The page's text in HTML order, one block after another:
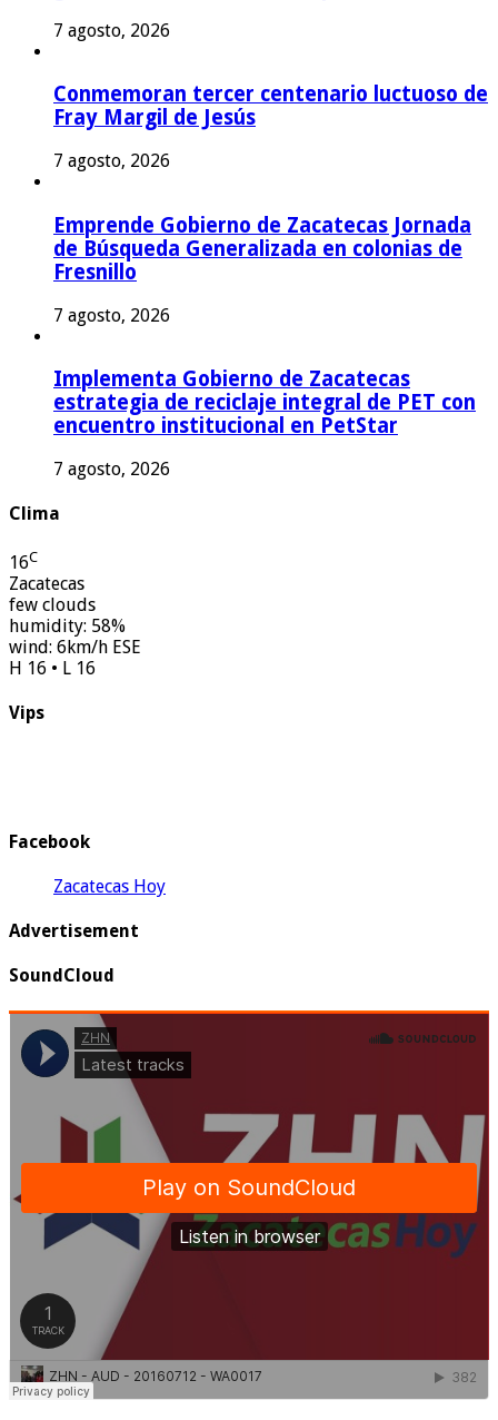
7 agosto, 2026
Conmemoran tercer centenario luctuoso de
Fray Margil de Jesús
7 agosto, 2026
Emprende Gobierno de Zacatecas Jornada
de Búsqueda Generalizada en colonias de
Fresnillo
7 agosto, 2026
Implementa Gobierno de Zacatecas
estrategia de reciclaje integral de PET con
encuentro institucional en PetStar
7 agosto, 2026
Clima
16C
Zacatecas
few clouds
humidity: 58%
wind: 6km/h ESE
H 16 • L 16
Vips
Facebook
Zacatecas Hoy
Advertisement
SoundCloud